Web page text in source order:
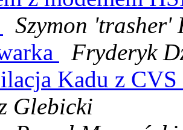
Szymon 'trasher'
Fryderyk
Kadu z
Glebicki